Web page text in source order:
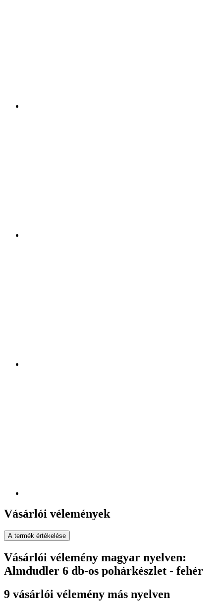
Vásárlói vélemények
A termék értékelése
Vásárlói vélemény magyar nyelven:
Almdudler 6 db-os pohárkészlet - fehér
9 vásárlói vélemény más nyelven